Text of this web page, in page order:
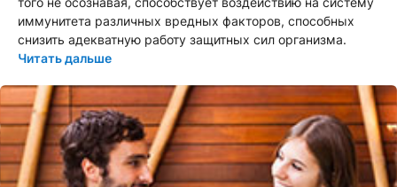
иммунитета различных вредных факторов, способных
снизить адекватную работу защитных сил организма.
Читать дальше